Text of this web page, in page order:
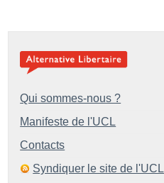
Qui sommes-nous ?
Manifeste de l'UCL
Contacts
Syndiquer le site de l'UCL